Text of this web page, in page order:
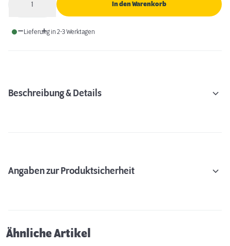
1 In den Warenkorb
Lieferung in 2-3 Werktagen
Beschreibung & Details
Angaben zur Produktsicherheit
Ähnliche Artikel